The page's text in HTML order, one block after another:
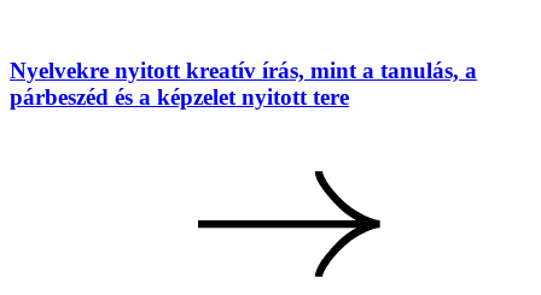
Nyelvekre nyitott kreatív írás, mint a tanulás, a
párbeszéd és a képzelet nyitott tere